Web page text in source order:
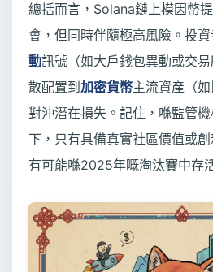
總括而言，Solana鏈上模因幣
會，但同時伴隨極高風險。投
動訊號（如大戶錢包異動或交
散配置到 加密貨幣主流資產（
對沖潛在損失。記住，喺監管
下，只有具備真實社區價值或
有可能喺2025年嘅淘汰賽中存